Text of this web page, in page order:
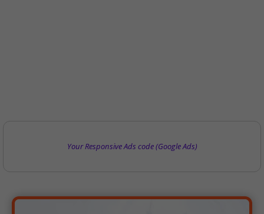
Your Responsive Ads code (Google Ads)